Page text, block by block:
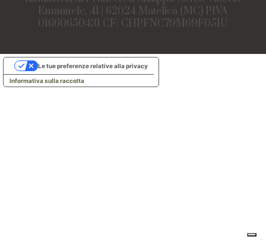
Emanuele, 41 | 62024 Matelica (MC) PIVA
01660650431 CF: CHPFNC79M69F051U
Informativa sulla raccolta
Le tue preferenze relative alla privacy